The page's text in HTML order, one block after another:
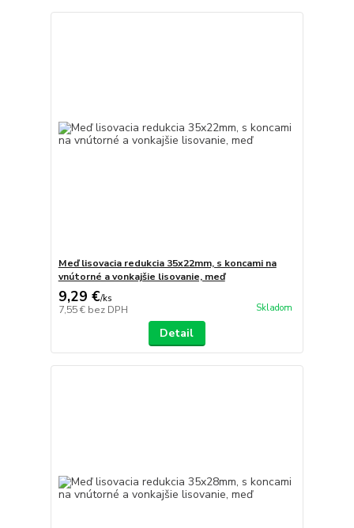
Meď lisovacia redukcia 35x22mm, s koncami na
vnútorné a vonkajšie lisovanie, meď
9,29 €/ks
7,55 € bez DPH Skladom
Detail